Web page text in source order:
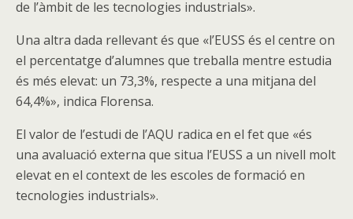
de l’àmbit de les tecnologies industrials».
Una altra dada rellevant és que «l’EUSS és el centre on
el percentatge d’alumnes que treballa mentre estudia
és més elevat: un 73,3%, respecte a una mitjana del
64,4%», indica Florensa.
El valor de l’estudi de l’AQU radica en el fet que «és
una avaluació externa que situa l’EUSS a un nivell molt
elevat en el context de les escoles de formació en
tecnologies industrials».